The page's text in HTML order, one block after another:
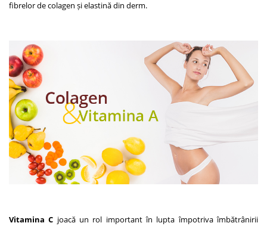
fibrelor de colagen și elastină din derm.
Vitamina C joacă un rol important în lupta împotriva îmbătrânirii